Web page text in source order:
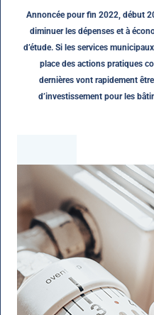
Annoncée pour fin 2022, début
diminuer les dépenses et à
d’étude. Si les services
place des actions pratiques
dernières vont rapidement
d’investissement pour les